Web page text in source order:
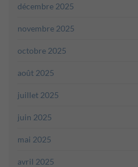
décembre 2025
novembre 2025
octobre 2025
août 2025
juillet 2025
juin 2025
mai 2025
avril 2025